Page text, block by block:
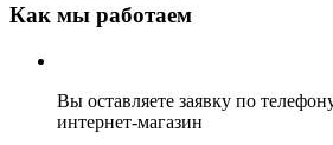
Как мы работаем
Вы оставляете заявку по
интернет-магазин